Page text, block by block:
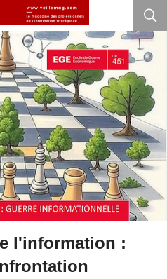
l'information :